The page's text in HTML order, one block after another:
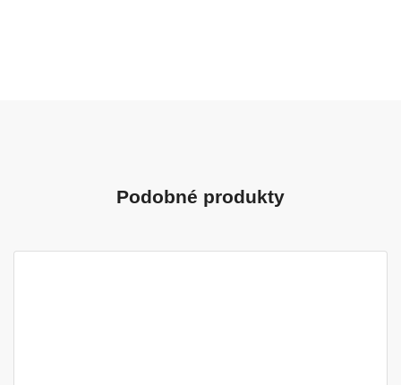
Podobné produkty